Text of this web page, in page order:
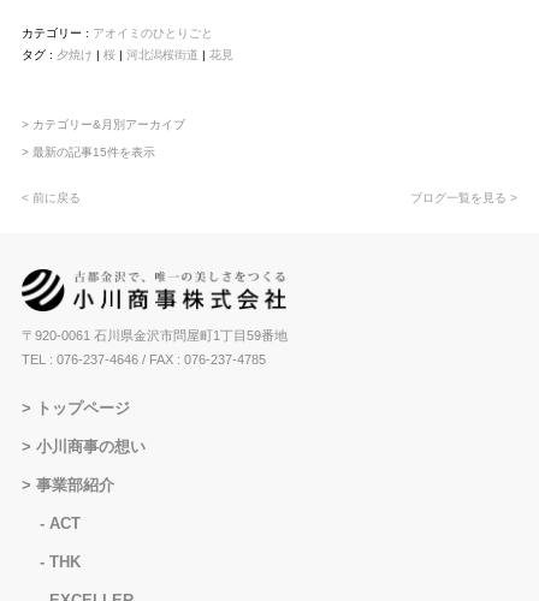
カテゴリー : アオイミのひとりごと
タグ : 夕焼け | 桜| 河北潟桜街道 | 花見
> カテゴリー&月別アーカイブ
> 最新の記事15件を表示
< 前に戻る ブログ一覧を見る >
〒920-0061 石川県金沢市問屋町1丁目59番地
TEL : 076-237-4646/ FAX : 076-237-4785
トップページ
小川商事の想い
事業部紹介
ACT
THK